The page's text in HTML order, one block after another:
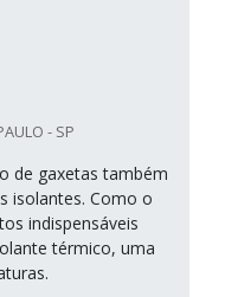
- SP
de gaxetas também
isolantes. Como o
indispensáveis
térmico, uma